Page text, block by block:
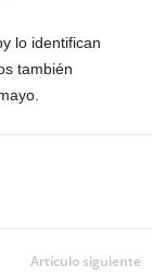
lo identifican
también
Artículo siguiente